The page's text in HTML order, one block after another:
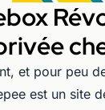
et pour peu
est un site